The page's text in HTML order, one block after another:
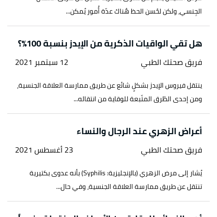
الجِنسي، ولكن لحُسن الحظ هُناك عدّة أُمور يُمكن...
هل تقي الواقيات الذكرية من الإيدز بنسبة 100%؟
فريق صحتك الطبي 12 سبتمبر 2021
ينتقل فيروس الإيدز بشكلٍ شائع عن طريق ممارسة العلاقة الجنسية،
ومن إحدى الطّرق المتّبعة للوقاية من انتقاله...
أعراض الزهري عند الرجال والنساء
فريق صحتك الطبي 23 أغسطس 2021
يُشار إلى مرض الزهري (بالإنجليزية: Syphilis) بأنه عدوى بكتيرية
تنتقل عن طريق ممارسة العلاقة الجنسية، وفي حال...